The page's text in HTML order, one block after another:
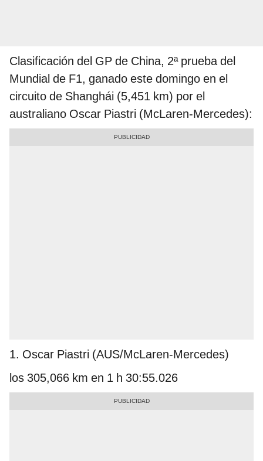
Clasificación del GP de China, 2ª prueba del
Mundial de F1, ganado este domingo en el
circuito de Shanghái (5,451 km) por el
australiano Oscar Piastri (McLaren-Mercedes):
1. Oscar Piastri (AUS/McLaren-Mercedes)
los 305,066 km en 1 h 30:55.026